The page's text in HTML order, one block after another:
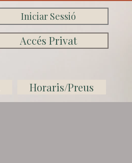
Iniciar Sessió
Accés Privat
Horaris/Preus